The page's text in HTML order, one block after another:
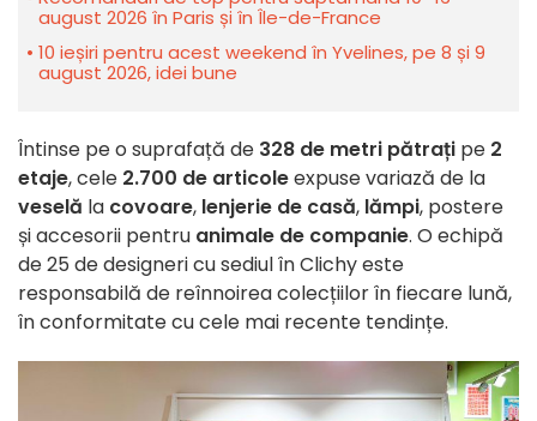
august 2026 în Paris și în Île-de-France
10 ieșiri pentru acest weekend în Yvelines, pe 8 și 9
august 2026, idei bune
Întinse pe o suprafață de 328 de metri pătrați pe 2
etaje, cele 2.700 de articoleexpuse variază de la
veselă la covoare, lenjerie de casă, lămpi, postere
și accesorii pentru animale de companie. O echipă
de 25 de designeri cu sediul în Clichy este
responsabilă de reînnoirea colecțiilor în fiecare lună,
în conformitate cu cele mai recente tendințe.